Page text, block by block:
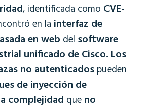
, identificada como CVE-
en la interfaz de
en web del software
unificado de Cisco. Los
no autenticados pueden
de inyección de
complejidad que no